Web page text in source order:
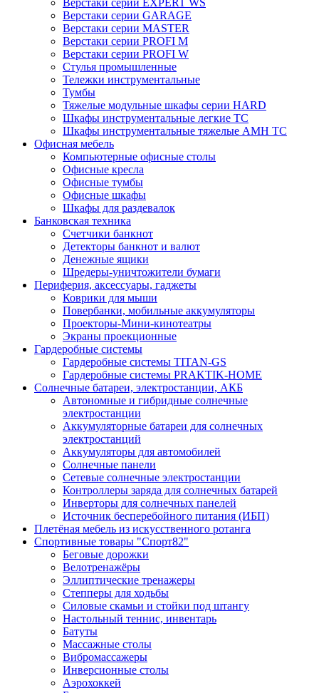
Верстаки серии EXPERT WS
Верстаки серии GARAGE
Верстаки серии MASTER
Верстаки серии PROFI M
Верстаки серии PROFI W
Стулья промышленные
Тележки инструментальные
Тумбы
Тяжелые модульные шкафы серии HARD
Шкафы инструментальные легкие ТС
Шкафы инструментальные тяжелые AMH TC
Офисная мебель
Компьютерные офисные столы
Офисные кресла
Офисные тумбы
Офисные шкафы
Шкафы для раздевалок
Банковская техника
Счетчики банкнот
Детекторы банкнот и валют
Денежные ящики
Шредеры-уничтожители бумаги
Периферия, аксессуары, гаджеты
Коврики для мыши
Повербанки, мобильные аккумуляторы
Проекторы-Мини-кинотеатры
Экраны проекционные
Гардеробные системы
Гардеробные системы TITAN-GS
Гардеробные системы PRAKTIK-HOME
Солнечные батареи, электростанции, АКБ
Автономные и гибридные солнечные
электростанции
Аккумуляторные батареи для солнечных
электростанций
Аккумуляторы для автомобилей
Солнечные панели
Сетевые солнечные электростанции
Контроллеры заряда для солнечных батарей
Инверторы для солнечных панелей
Источник бесперебойного питания (ИБП)
Плетёная мебель из искусственного ротанга
Спортивные товары "Спорт82"
Беговые дорожки
Велотренажёры
Эллиптические тренажеры
Степперы для ходьбы
Силовые скамьи и стойки под штангу
Настольный теннис, инвентарь
Батуты
Массажные столы
Вибромассажеры
Инверсионные столы
Аэрохоккей